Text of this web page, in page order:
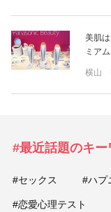
妊娠/出産/
ココロ/カ
美肌
ミア
横山
#最近話題のキー
#セックス #ハプ
#恋愛心理テスト